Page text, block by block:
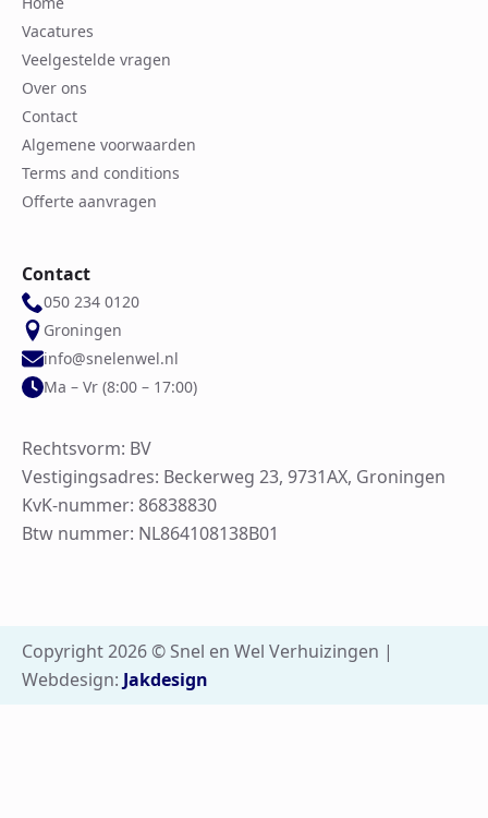
Vacatures
Veelgestelde vragen
Over ons
Contact
Algemene voorwaarden
Terms and conditions
Offerte aanvragen
Contact
050 234 0120
Groningen
info@snelenwel.nl
Ma – Vr (8:00 – 17:00)
Rechtsvorm: BV
Vestigingsadres: Beckerweg 23, 9731AX, Groningen
KvK-nummer: 86838830
Btw nummer: NL864108138B01
Copyright 2026 © Snel en Wel Verhuizingen |
Webdesign: Jakdesign